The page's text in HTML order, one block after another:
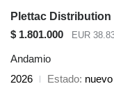
$ 1.801.000 EUR
Andamio
2026
Estado nuevo